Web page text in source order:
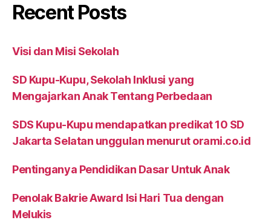
Recent Posts
Visi dan Misi Sekolah
SD Kupu-Kupu, Sekolah Inklusi yang
Mengajarkan Anak Tentang Perbedaan
SDS Kupu-Kupu mendapatkan predikat 10 SD
Jakarta Selatan unggulan menurut orami.co.id
Pentinganya Pendidikan Dasar Untuk Anak
Penolak Bakrie Award Isi Hari Tua dengan
Melukis